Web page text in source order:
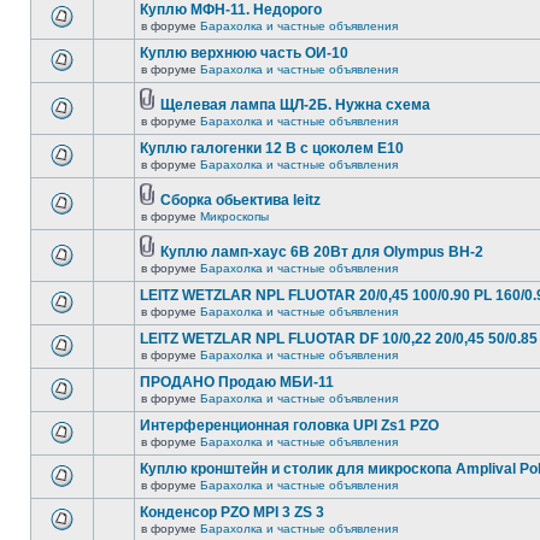
Куплю МФН-11. Недорого
в форуме Барахолка и частные объявления
Куплю верхнюю часть ОИ-10
в форуме Барахолка и частные объявления
Щелевая лампа ЩЛ-2Б. Нужна схема
в форуме Барахолка и частные объявления
Куплю галогенки 12 В с цоколем Е10
в форуме Барахолка и частные объявления
Сборка обьектива leitz
в форуме Микроскопы
Куплю ламп-хаус 6В 20Вт для Olympus BH-2
в форуме Барахолка и частные объявления
LEITZ WETZLAR NPL FLUOTAR 20/0,45 100/0.90 PL 160/
в форуме Барахолка и частные объявления
LEITZ WETZLAR NPL FLUOTAR DF 10/0,22 20/0,45 50/
в форуме Барахолка и частные объявления
ПРОДАНО Продаю МБИ-11
в форуме Барахолка и частные объявления
Интерференционная головка UPI Zs1 PZO
в форуме Барахолка и частные объявления
Куплю кронштейн и столик для микроскопа Amplival Pol
в форуме Барахолка и частные объявления
Конденсор PZO MPI 3 ZS 3
в форуме Барахолка и частные объявления